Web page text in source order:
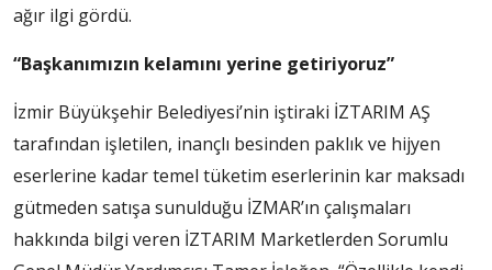
ağır ilgi gördü.
“Başkanımızın kelamını yerine getiriyoruz”
İzmir Büyükşehir Belediyesi’nin iştiraki İZTARIM AŞ
tarafından işletilen, inançlı besinden paklık ve hijyen
eserlerine kadar temel tüketim eserlerinin kar maksadı
gütmeden satışa sunulduğu İZMAR’ın çalışmaları
hakkında bilgi veren İZTARIM Marketlerden Sorumlu